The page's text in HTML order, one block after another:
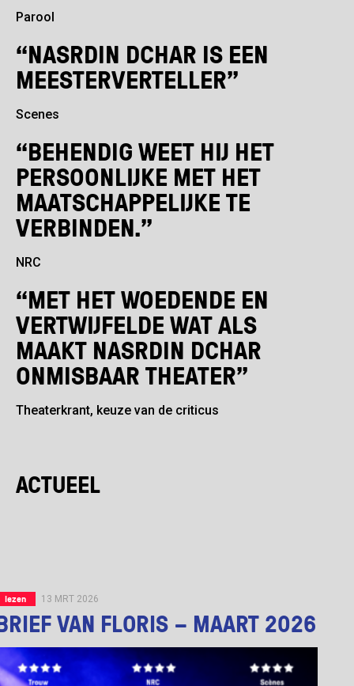
Parool
“NASRDIN DCHAR IS EEN
MEESTERVERTELLER”
Scenes
“BEHENDIG WEET HIJ HET
PERSOONLIJKE MET HET
MAATSCHAPPELIJKE TE
VERBINDEN.”
NRC
“MET HET WOEDENDE EN
VERTWIJFELDE WAT ALS
MAAKT NASRDIN DCHAR
ONMISBAAR THEATER”
Theaterkrant, keuze van de criticus
ACTUEEL
lezen 13 MRT 2026
VAN FLORIS – MAART 2026